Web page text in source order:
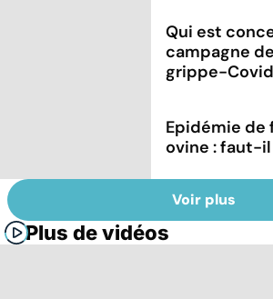
Qui est
campagne
grippe-
Epidémie de
ovine : faut-
Voir plus
Plus de vidéos